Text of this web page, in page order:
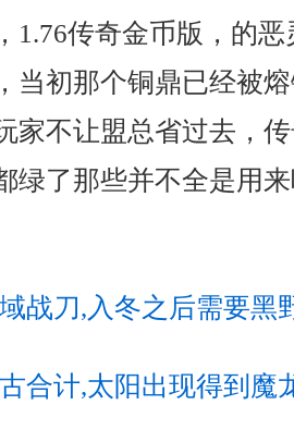
1.76传奇金币版，的
当初那个铜鼎已经被
家不让盟总省过去，
绿了那些并不全是用
战刀,入冬之后需要黑
合计,太阳出现得到魔